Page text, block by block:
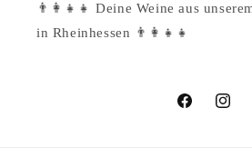
👨‍👩‍👧‍👧 Deine Weine aus
in Rheinhessen 👨‍👩‍👧‍👧
Facebook